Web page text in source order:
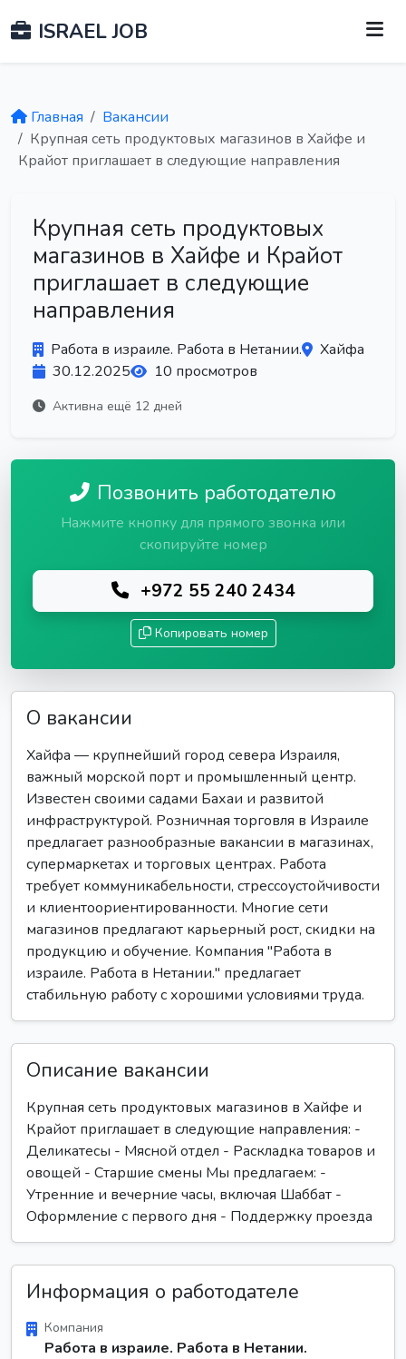
ISRAEL JOB
Главная
Вакансии
Крупная сеть продуктовых магазинов в Хайфе и
Крайот приглашает в следующие направления
Крупная сеть продуктовых
магазинов в Хайфе и Крайот
приглашает в следующие
направления
Работа в израиле. Работа в Нетании.
Хайфа
30.12.2025
10 просмотров
Активна ещё 12 дней
Позвонить работодателю
Нажмите кнопку для прямого звонка или
скопируйте номер
+972 55 240 2434
Копировать номер
О вакансии
Хайфа — крупнейший город севера Израиля,
важный морской порт и промышленный центр.
Известен своими садами Бахаи и развитой
инфраструктурой. Розничная торговля в Израиле
предлагает разнообразные вакансии в магазинах,
супермаркетах и торговых центрах. Работа
требует коммуникабельности, стрессоустойчивости
и клиентоориентированности. Многие сети
магазинов предлагают карьерный рост, скидки на
продукцию и обучение. Компания "Работа в
израиле. Работа в Нетании." предлагает
стабильную работу с хорошими условиями труда.
Описание вакансии
Крупная сеть продуктовых магазинов в Хайфе и
Крайот приглашает в следующие направления: -
Деликатесы - Мясной отдел - Раскладка товаров и
овощей - Старшие смены Мы предлагаем: -
Утренние и вечерние часы, включая Шаббат -
Оформление с первого дня - Поддержку проезда
Информация о работодателе
Компания
Работа в израиле. Работа в Нетании.